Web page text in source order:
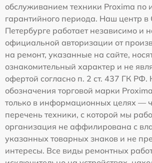
обслуживанием техники Proxima по
гарантийного периода. Наш центр в
Петербурге работает независимо и
официальной авторизации от
на ремонт, указанные на сайте,
ознакомительный характер и не
офертой согласно п. 2 ст. 437 ГК РФ.
обозначения торговой марки
только в информационных целях —
перечень техники, с которой мы
организация не аффилирована с
указанных товарных знаков и не
интересы. Все виды ремонтных